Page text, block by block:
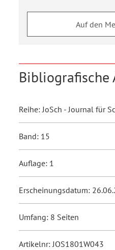
Auf den
Bibliografische
Reihe: JoSch - Journal für
Band: 15
Auflage: 1
Erscheinungsdatum:
Umfang: 8 Seiten
Artikelnr: JOS1801W043